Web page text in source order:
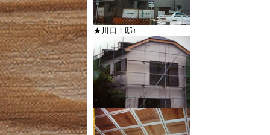
★川口Ｔ邸↑